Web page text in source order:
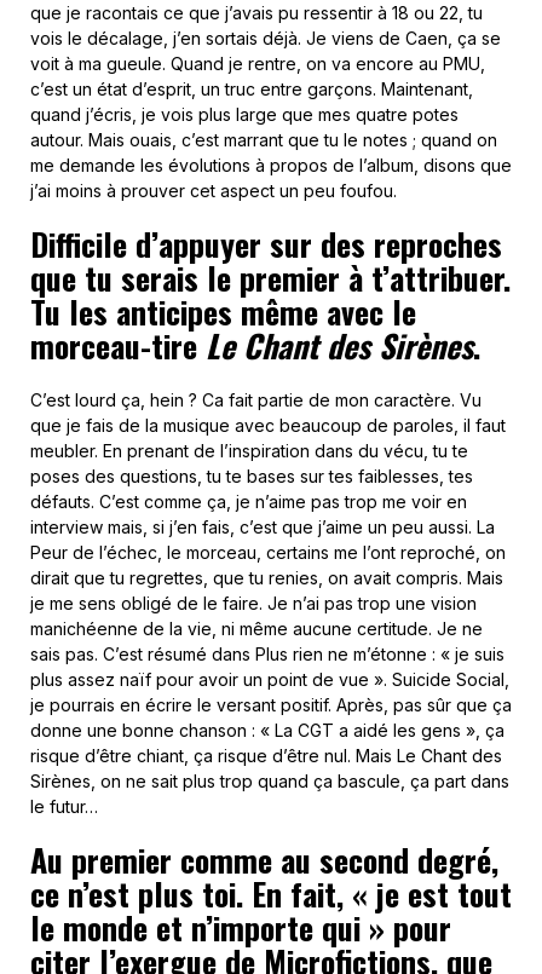
que je racontais ce que j’avais pu ressentir à 18 ou 22, tu
vois le décalage, j’en sortais déjà. Je viens de Caen, ça se
voit à ma gueule. Quand je rentre, on va encore au PMU,
c’est un état d’esprit, un truc entre garçons. Maintenant,
quand j’écris, je vois plus large que mes quatre potes
autour. Mais ouais, c’est marrant que tu le notes ; quand on
me demande les évolutions à propos de l’album, disons que
j’ai moins à prouver cet aspect un peu foufou.
Difficile d’appuyer sur des reproches
que tu serais le premier à t’attribuer.
Tu les anticipes même avec le
morceau-tire Le Chant des Sirènes.
C’est lourd ça, hein ? Ca fait partie de mon caractère. Vu
que je fais de la musique avec beaucoup de paroles, il faut
meubler. En prenant de l’inspiration dans du vécu, tu te
poses des questions, tu te bases sur tes faiblesses, tes
défauts. C’est comme ça, je n’aime pas trop me voir en
interview mais, si j’en fais, c’est que j’aime un peu aussi. La
Peur de l’échec, le morceau, certains me l’ont reproché, on
dirait que tu regrettes, que tu renies, on avait compris. Mais
je me sens obligé de le faire. Je n’ai pas trop une vision
manichéenne de la vie, ni même aucune certitude. Je ne
sais pas. C’est résumé dans Plus rien ne m’étonne : « je suis
plus assez naïf pour avoir un point de vue ». Suicide Social,
je pourrais en écrire le versant positif. Après, pas sûr que ça
donne une bonne chanson : « La CGT a aidé les gens », ça
risque d’être chiant, ça risque d’être nul. Mais Le Chant des
Sirènes, on ne sait plus trop quand ça bascule, ça part dans
le futur…
Au premier comme au second degré,
ce n’est plus toi. En fait, « je est tout
le monde et n’importe qui » pour
citer l’exergue de Microfictions, que